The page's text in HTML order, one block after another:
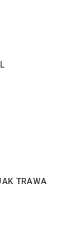
TRAWA